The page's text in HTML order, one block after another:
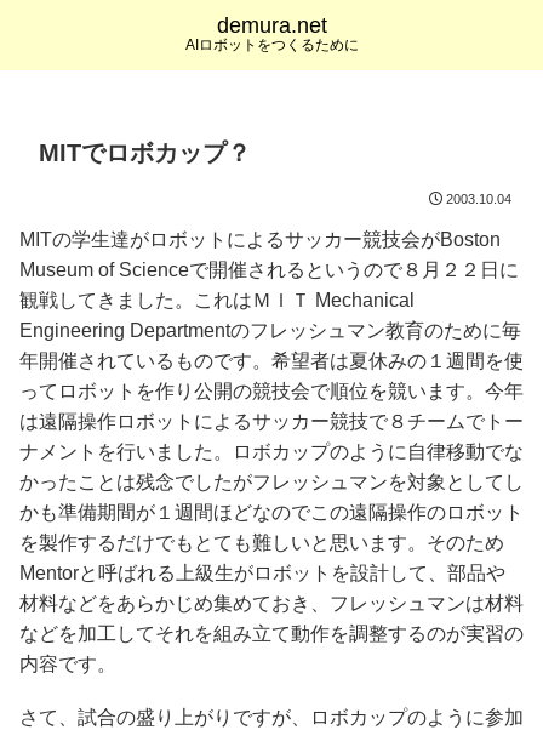
demura.net
AIロボットをつくるために
MITでロボカップ？
2003.10.04
MITの学生達がロボットによるサッカー競技会がBoston
Museum of Scienceで開催されるというので８月２２日に
観戦してきました。これはＭＩＴ Mechanical
Engineering Departmentのフレッシュマン教育のために毎
年開催されているものです。希望者は夏休みの１週間を使
ってロボットを作り公開の競技会で順位を競います。今年
は遠隔操作ロボットによるサッカー競技で８チームでトー
ナメントを行いました。ロボカップのように自律移動でな
かったことは残念でしたがフレッシュマンを対象としてし
かも準備期間が１週間ほどなのでこの遠隔操作のロボット
を製作するだけでもとても難しいと思います。そのため
Mentorと呼ばれる上級生がロボットを設計して、部品や
材料などをあらかじめ集めておき、フレッシュマンは材料
などを加工してそれを組み立て動作を調整するのが実習の
内容です。
さて、試合の盛り上がりですが、ロボカップのように参加